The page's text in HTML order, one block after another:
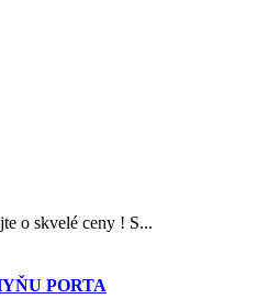
o skvelé ceny ! S...
PORTA